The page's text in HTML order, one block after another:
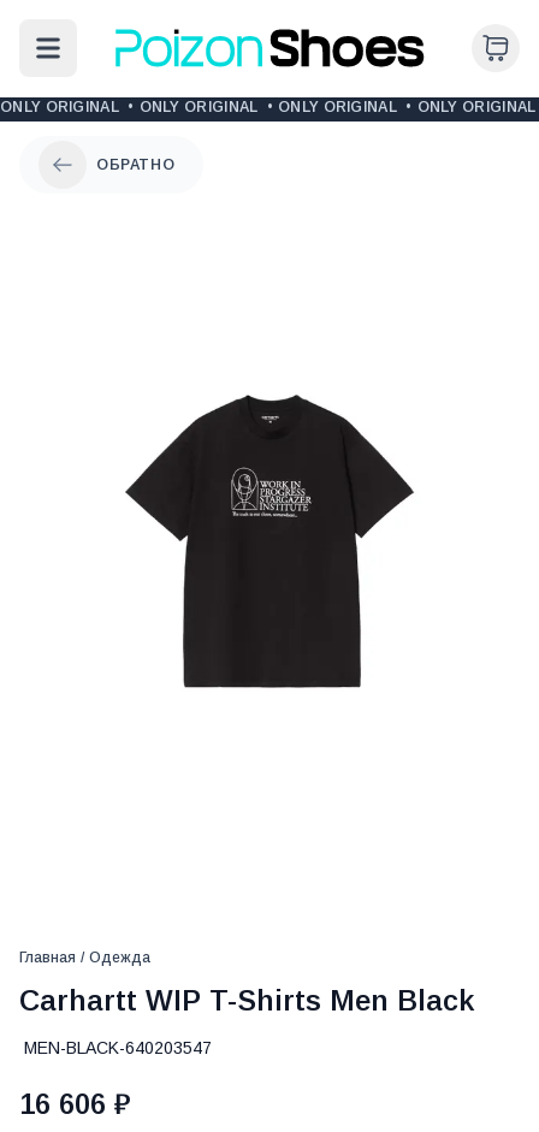
ONLY ORIGINAL • ONLY ORIGINAL • ONLY ORIGINAL • ONLY ORIGINAL
ОБРАТНО
Главная / Одежда
Carhartt WIP T-Shirts Men Black
MEN-BLACK-640203547
16 606 ₽